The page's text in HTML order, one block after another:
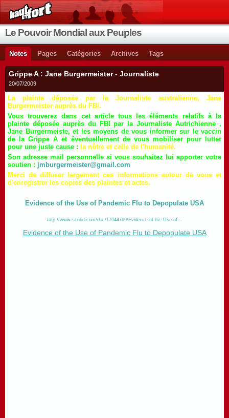
Le Pouvoir Mondial aux Peuples
Notes Pages Catégories Archives Tags
Grippe A : Jane Burgermeister - Journaliste
20/07/2009
La plainte déposée par la Journaliste australienne, Jane
Burgermeister auprès du FBI.
Vous trouverez dans cet article tous les éléments relatifs à la
plainte déposée auprès du FBI par la Journaliste Autrichienne ,
Jane Burgermeiste, et les moyens de vous informer sur le vaccin
de la Grippe A et éventuellement de vous mobiliser pour lutter
pour une juste cause : la nôtre et celle de l'humanité.
Son adresse mail personnelle si vous souhaitez lui apporter votre
soutien : jmburgermeister@gmail.com
Merci de diffuser largement ces informations autour de vous et
d'enregistrer les copies des plaintes et actes.
Evidence of the Use of Pandemic Flu to Depopulate USA
http://www.scribd.com/doc/17044769/Evidence-of-the-Use-of...
Evidence of the Use of Pandemic Flu to Depopulate USA